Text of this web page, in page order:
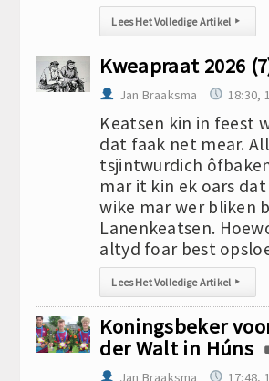
Lees Het Volledige Artikel ▸
Kweapraat 2026
Jan Braaksma 18:30,
Keatsen kin in feest
dat faak net mear.
tsjintwurdich
mar it kin ek oars
wike mar wer bliken
Lanenkeatsen.
altyd foar best
Lees Het Volledige Artikel ▸
Koningsbeker
der Walt in Húns
Jan Braaksma 17:48,